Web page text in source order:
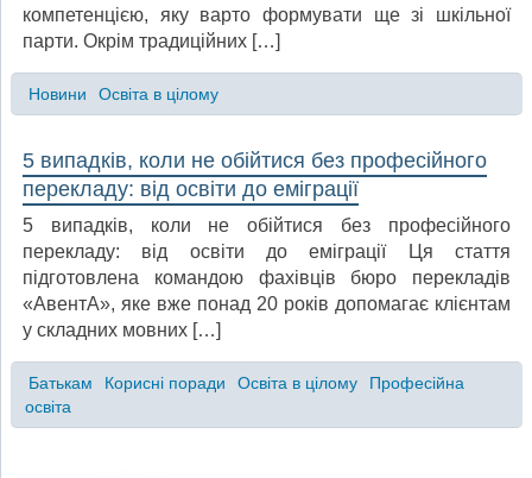
компетенцією, яку варто формувати ще зі шкільної
парти. Окрім традиційних […]
Новини Освіта в цілому
5 випадків, коли не обійтися без професійного
перекладу: від освіти до еміграції
5 випадків, коли не обійтися без професійного
перекладу: від освіти до еміграції Ця стаття
підготовлена командою фахівців бюро перекладів
«АвентА», яке вже понад 20 років допомагає клієнтам
у складних мовних […]
Батькам Корисні поради Освіта в цілому
Професійна
освіта